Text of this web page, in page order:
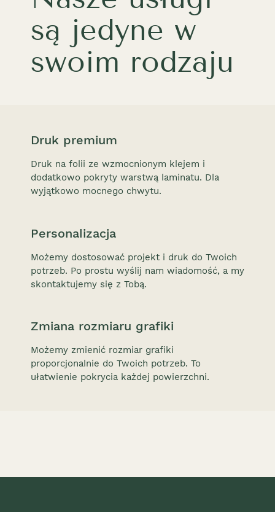
są jedyne w
swoim rodzaju
Druk premium
Druk na folii ze wzmocnionym klejem i
dodatkowo pokryty warstwą laminatu. Dla
wyjątkowo mocnego chwytu.
Personalizacja
Możemy dostosować projekt i druk do Twoich
potrzeb. Po prostu wyślij nam wiadomość, a my
skontaktujemy się z Tobą.
Zmiana rozmiaru grafiki
Możemy zmienić rozmiar grafiki
proporcjonalnie do Twoich potrzeb. To
ułatwienie pokrycia każdej powierzchni.